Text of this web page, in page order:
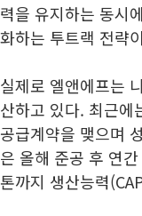
력을 유지하는 동시
화하는 투트랙 전략
실제로 엘앤에프는
산하고 있다. 최근에
공급계약을 맺으며
은 올해 준공 후 연
톤까지 생산능력